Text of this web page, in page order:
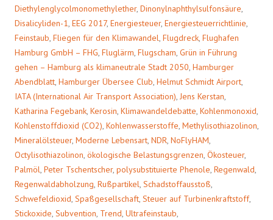
Diethylenglycolmonomethylether, Dinonylnaphthylsulfonsäure
Disalicyliden-1 EEG 2017, Energiesteuer, Energiesteuerrichtlinie
Feinstaub Fliegen für den Klimawandel Flugdreck Flughafen
Hamburg GmbH – FHG Fluglärm Flugscham Grün in Führung
gehen – Hamburg als klimaneutrale Stadt 2050 Hamburger
Abendblatt Hamburger Übersee Club Helmut Schmidt Airport
IATA (International Air Transport Association) Jens Kerstan
Katharina Fegebank Kerosin Klimawandeldebatte Kohlenmonoxid
Kohlenstoffdioxid (CO2) Kohlenwasserstoffe Methylisothiazolinon
Mineralölsteuer, Moderne Lebensart NDR NoFlyHAM
Octylisothiazolinon ökologische Belastungsgrenzen Ökosteuer,
Palmöl Peter Tschentscher, polysubstituierte Phenole Regenwald
Regenwaldabholzung Rußpartikel Schadstoffausstoß
Schwefeldioxid Spaßgesellschaft Steuer auf Turbinenkraftstoff,
Stickoxide Subvention Trend Ultrafeinstaub